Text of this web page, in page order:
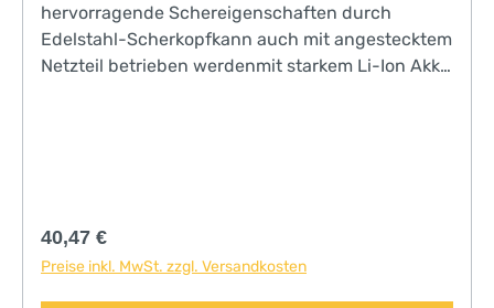
hervorragende Schereigenschaften durch
Edelstahl-Scherkopfkann auch mit angestecktem
Netzteil betrieben werdenmit starkem Li-Ion Akku
Regulärer Preis:
40,47 €
Preise inkl. MwSt. zzgl. Versandkosten